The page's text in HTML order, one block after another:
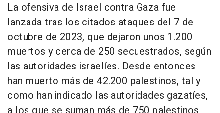
La ofensiva de Israel contra Gaza fue
lanzada tras los citados ataques del 7 de
octubre de 2023, que dejaron unos 1.200
muertos y cerca de 250 secuestrados, según
las autoridades israelíes. Desde entonces
han muerto más de 42.200 palestinos, tal y
como han indicado las autoridades gazatíes,